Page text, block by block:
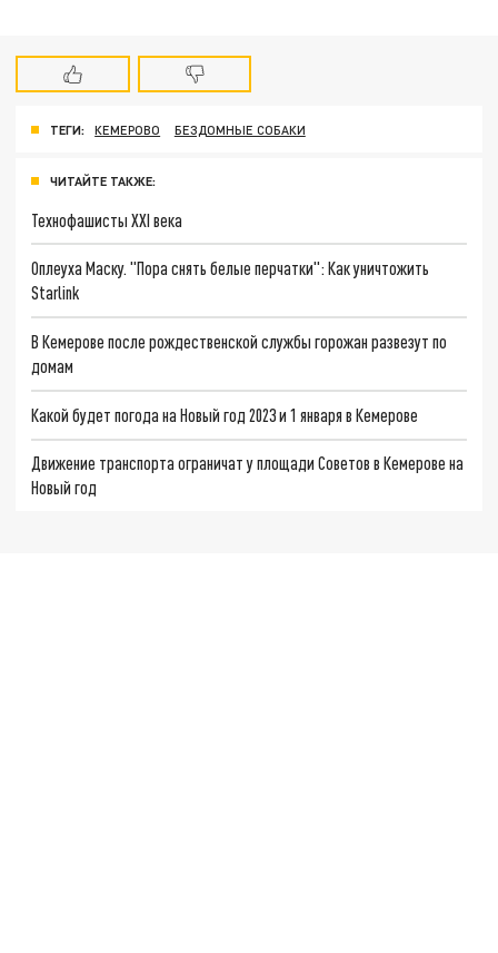
ТЕГИ: КЕМЕРОВО БЕЗДОМНЫЕ СОБАКИ
ЧИТАЙТЕ ТАКЖЕ:
Технофашисты XXI века
Оплеуха Маску. "Пора снять белые перчатки": Как уничтожить
Starlink
В Кемерове после рождественской службы горожан развезут по
домам
Какой будет погода на Новый год 2023 и 1 января в Кемерове
Движение транспорта ограничат у площади Советов в Кемерове на
Новый год